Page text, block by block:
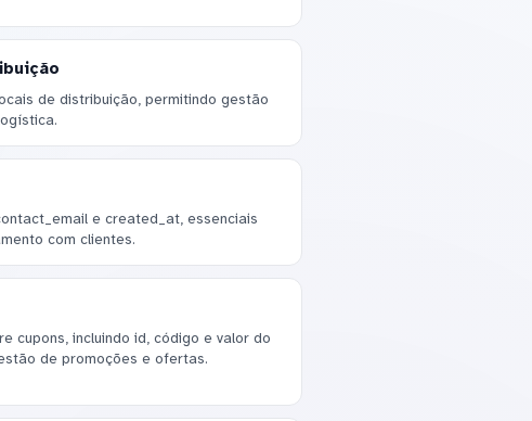
de distribuição, permitindo gestão
e created_at, essenciais
com clientes.
cupons, incluindo id, código e valor do
de promoções e ofertas.